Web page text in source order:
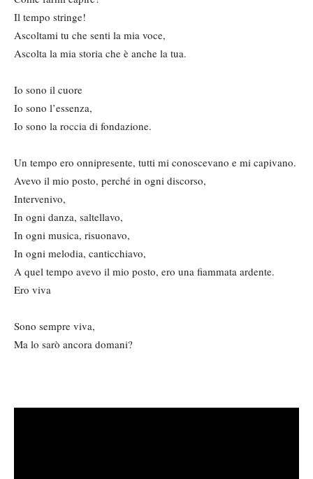
Il tempo stringe!
Ascoltami tu che senti la mia voce,
Ascolta la mia storia che è anche la tua.
Io sono il cuore
Io sono l’essenza,
Io sono la roccia di fondazione.
Un tempo ero onnipresente, tutti mi conoscevano e mi capivano.
Avevo il mio posto, perché in ogni discorso,
Intervenivo,
In ogni danza, saltellavo,
In ogni musica, risuonavo,
In ogni melodia, canticchiavo,
A quel tempo avevo il mio posto, ero una fiammata ardente.
Ero viva
Sono sempre viva,
Ma lo sarò ancora domani?